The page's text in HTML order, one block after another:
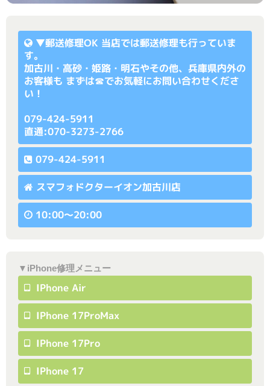
▼郵送修理OK 当店では郵送修理も行っていま
す。
加古川・高砂・姫路・明石やその他、兵庫県内外の
お客様も まずは☎でお気軽にお問い合わせくださ
い！
079-424-5911
直通:070-3273-2766
079-424-5911
スマフォドクターイオン加古川店
10:00〜20:00
▼iPhone修理メニュー
IPhone Air
IPhone 17ProMax
IPhone 17Pro
IPhone 17